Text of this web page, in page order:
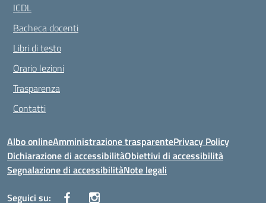
ICDL
Bacheca docenti
Libri di testo
Orario lezioni
Trasparenza
Contatti
Albo onlineAmministrazione trasparentePrivacy Policy
Dichiarazione di accessibilitàObiettivi di accessibilità
Segnalazione di accessibilitàNote legali
Seguici su: